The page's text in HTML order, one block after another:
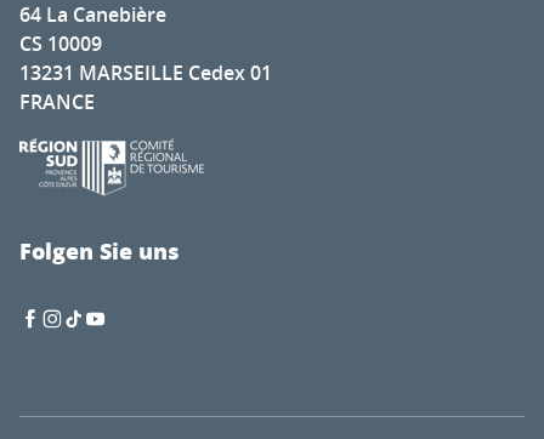
64 La Canebière
CS 10009
13231 MARSEILLE Cedex 01
FRANCE
Folgen Sie uns